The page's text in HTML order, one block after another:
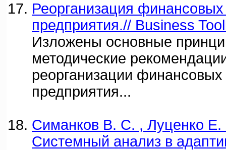
Реорганизация
предприятия.// Business
Изложены основные
методические
реорганизации
предприятия...
Симанков В. С. , Луценко
Системный анализ в